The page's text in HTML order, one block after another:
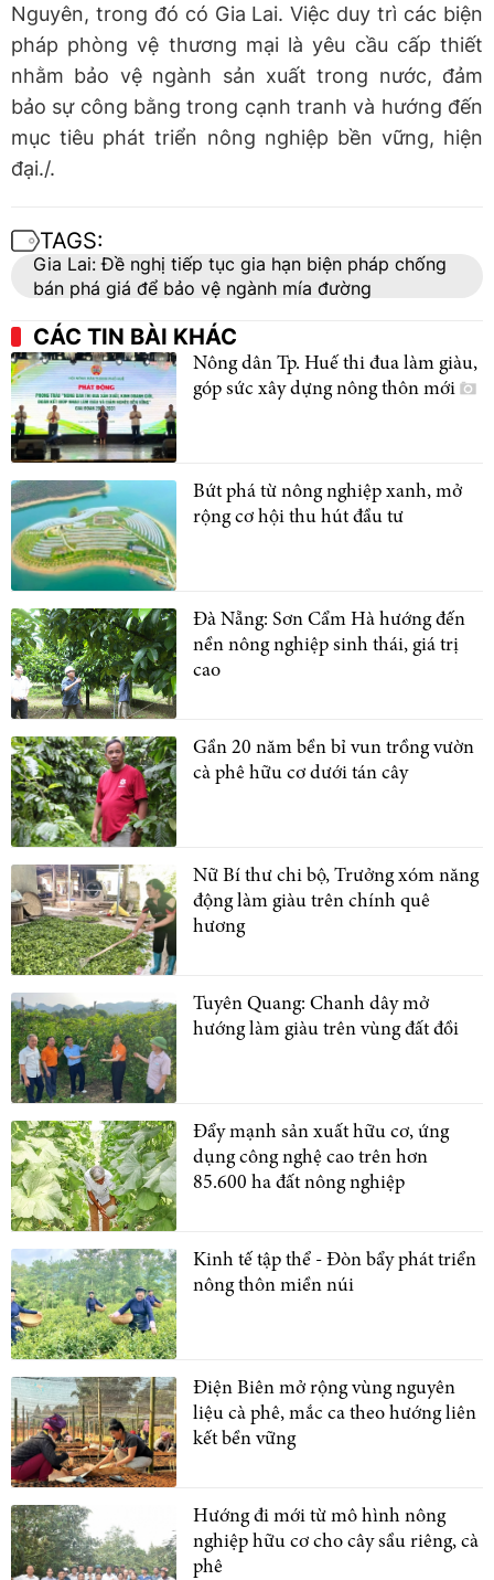
Nguyên, trong đó có Gia Lai. Việc duy trì các biện
pháp phòng vệ thương mại là yêu cầu cấp thiết
nhằm bảo vệ ngành sản xuất trong nước, đảm
bảo sự công bằng trong cạnh tranh và hướng đến
mục tiêu phát triển nông nghiệp bền vững, hiện
đại./.
TAGS:
Gia Lai: Đề nghị tiếp tục gia hạn biện pháp chống
bán phá giá để bảo vệ ngành mía đường
CÁC TIN BÀI KHÁC
Nông dân Tp. Huế thi đua làm giàu,
góp sức xây dựng nông thôn mới
Bứt phá từ nông nghiệp xanh, mở
rộng cơ hội thu hút đầu tư
Đà Nẵng: Sơn Cẩm Hà hướng đến
nền nông nghiệp sinh thái, giá trị
cao
Gần 20 năm bền bỉ vun trồng vườn
cà phê hữu cơ dưới tán cây
Nữ Bí thư chi bộ, Trưởng xóm năng
động làm giàu trên chính quê
hương
Tuyên Quang: Chanh dây mở
hướng làm giàu trên vùng đất đồi
Đẩy mạnh sản xuất hữu cơ, ứng
dụng công nghệ cao trên hơn
85.600 ha đất nông nghiệp
Kinh tế tập thể - Đòn bẩy phát triển
nông thôn miền núi
Điện Biên mở rộng vùng nguyên
liệu cà phê, mắc ca theo hướng liên
kết bền vững
Hướng đi mới từ mô hình nông
nghiệp hữu cơ cho cây sầu riêng, cà
phê